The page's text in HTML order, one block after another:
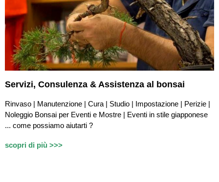
Servizi, Consulenza & Assistenza al bonsai
Rinvaso | Manutenzione | Cura | Studio | Impostazione | Perizie |
Noleggio Bonsai per Eventi e Mostre | Eventi in stile giapponese
... come possiamo aiutarti ?
scopri di più >>>